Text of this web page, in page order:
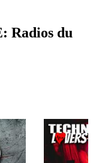
Radios du